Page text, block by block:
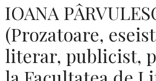
IOANA
(Prozatoare,
literar, pu­bli­cist,